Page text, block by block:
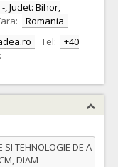
, Judet: Bihor,
Romania
Tel:
+40
SI TEHNOLOGIE DE A
DIAM